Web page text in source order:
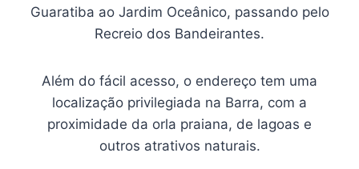
Guaratiba ao Jardim Oceânico, passando pelo
Recreio dos Bandeirantes.
Além do fácil acesso, o endereço tem uma
localização privilegiada na Barra, com a
proximidade da orla praiana, de lagoas e
outros atrativos naturais.